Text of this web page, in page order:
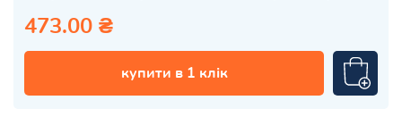
473.00 ₴
купити в 1 клік